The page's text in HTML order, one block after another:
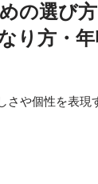
の選び
り方・
さや個性を表現